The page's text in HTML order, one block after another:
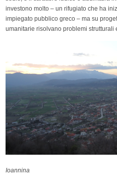
investono molto – un rifugiato che ha
impiegato pubblico greco – ma su
umanitarie risolvano problemi
Ioannina